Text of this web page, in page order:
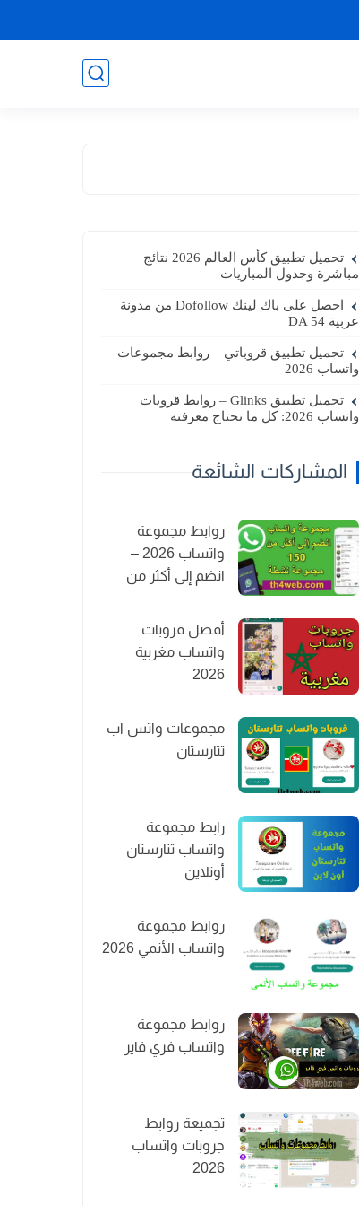
تحميل تطبيق كأس العالم 2026 نتائج
مباشرة وجدول المباريات
احصل على باك لينك Dofollow من مدونة
عربية DA 54
تحميل تطبيق قروباتي – روابط مجموعات
واتساب 2026
تحميل تطبيق Glinks – روابط قروبات
واتساب 2026: كل ما تحتاج معرفته
المشاركات الشائعة
روابط مجموعة
واتساب 2026 –
انضم إلى أكثر من
أفضل قروبات
واتساب مغربية
2026
مجموعات واتس اب
تتارستان
رابط مجموعة
واتساب تتارستان
أونلاين
روابط مجموعة
واتساب الأنمي 2026
روابط مجموعة
واتساب فري فاير
تجميعة روابط
جروبات واتساب
2026